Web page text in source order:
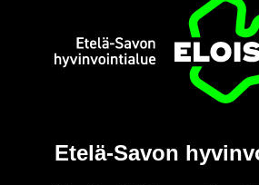
Etusi­vu
Etelä-​Savon